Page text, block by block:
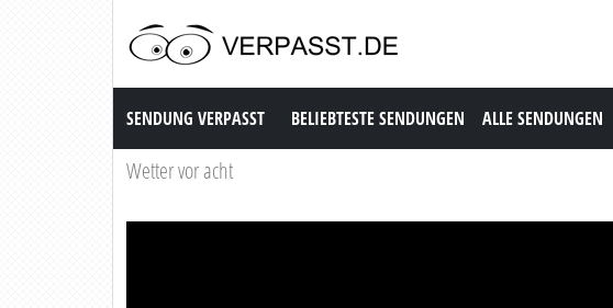
Sendung Verpasst
SENDUNG VERPASST BELIEBTESTE SENDUNGEN ALLE SENDUNGEN
Wetter vor acht